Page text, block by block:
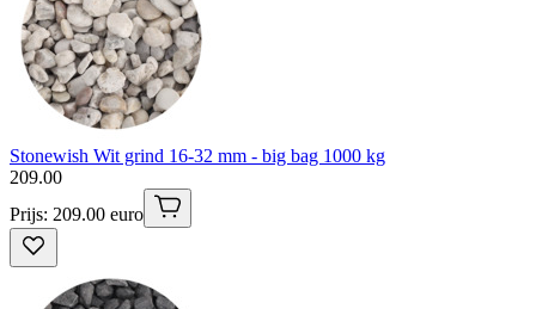
Stonewish Wit grind 16-32 mm - big bag 1000 kg
209.00
Prijs: 209.00 euro